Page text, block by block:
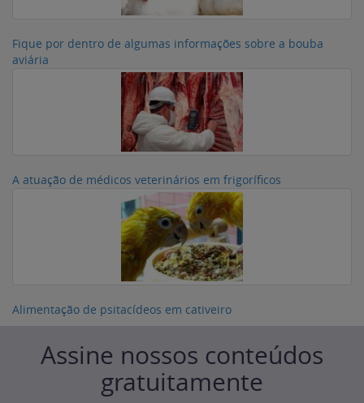
Fique por dentro de algumas informações sobre a bouba
aviária
A atuação de médicos veterinários em frigoríficos
Alimentação de psitacídeos em cativeiro
Assine nossos conteúdos
gratuitamente